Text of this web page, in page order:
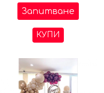
Запитване
КУПИ